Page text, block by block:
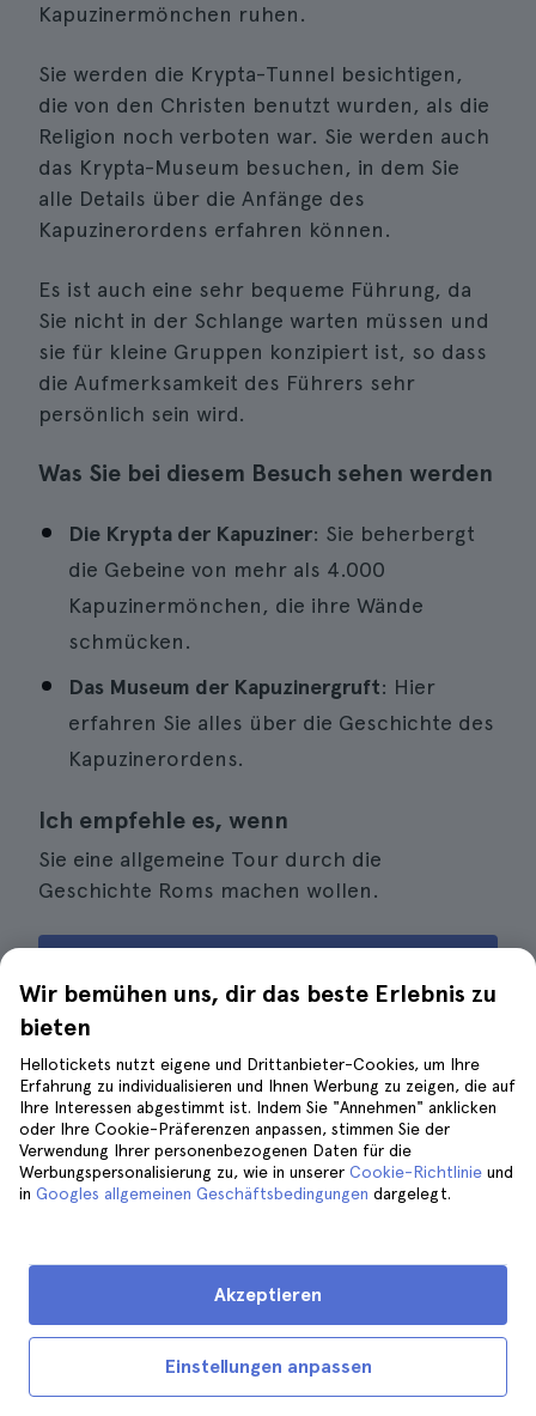
Kapuzinermönchen ruhen.
Sie werden die Krypta-Tunnel besichtigen,
die von den Christen benutzt wurden, als die
Religion noch verboten war. Sie werden auch
das Krypta-Museum besuchen, in dem Sie
alle Details über die Anfänge des
Kapuzinerordens erfahren können.
Es ist auch eine sehr bequeme Führung, da
Sie nicht in der Schlange warten müssen und
sie für kleine Gruppen konzipiert ist, so dass
die Aufmerksamkeit des Führers sehr
persönlich sein wird.
Was Sie bei diesem Besuch sehen werden
Die Krypta der Kapuziner: Sie beherbergt
die Gebeine von mehr als 4.000
Kapuzinermönchen, die ihre Wände
schmücken.
Das Museum der Kapuzinergruft: Hier
erfahren Sie alles über die Geschichte des
Kapuzinerordens.
Ich empfehle es, wenn
Sie eine allgemeine Tour durch die
Geschichte Roms machen wollen.
Kapuzinermuseum
eine private Führung durch die
Katakomben und die Via Appia in
Rom
Wir bemühen uns, dir das beste Erlebnis zu
bieten
Hellotickets nutzt eigene und Drittanbieter-Cookies, um Ihre
Erfahrung zu individualisieren und Ihnen Werbung zu zeigen, die auf
Ihre Interessen abgestimmt ist. Indem Sie "Annehmen" anklicken
oder Ihre Cookie-Präferenzen anpassen, stimmen Sie der
Verwendung Ihrer personenbezogenen Daten für die
Werbungspersonalisierung zu, wie in unserer Cookie-Richtlinie und
in Googles allgemeinen Geschäftsbedingungen dargelegt.
Einstellungen anpassen
Akzeptieren